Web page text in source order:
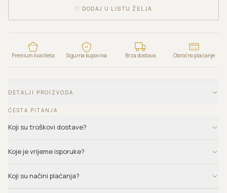
♡ DODAJ U LISTU ŽELJA
Premium kvaliteta Sigurna kupovina Brza dostava Obročno plaćanje
DETALJI PROIZVODA
ČESTA PITANJA
Koji su troškovi dostave?
Koje je vrijeme isporuke?
Koji su načini plaćanja?